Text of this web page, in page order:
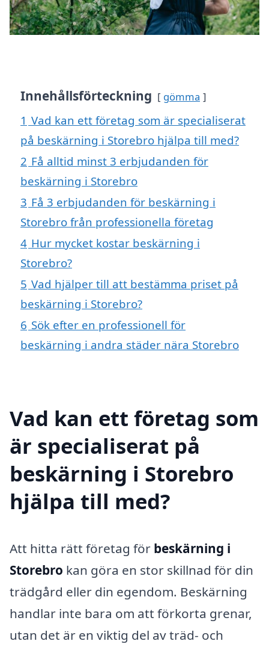
Innehållsförteckning gömma
1 Vad kan ett företag som är specialiserat
på beskärning i Storebro hjälpa till med?
2 Få alltid minst 3 erbjudanden för
beskärning i Storebro
3 Få 3 erbjudanden för beskärning i
Storebro från professionella företag
4 Hur mycket kostar beskärning i
Storebro?
5 Vad hjälper till att bestämma priset på
beskärning i Storebro?
6 Sök efter en professionell för
beskärning i andra städer nära Storebro
Vad kan ett företag som
är specialiserat på
beskärning i Storebro
hjälpa till med?
Att hitta rätt företag för beskärning i
Storebro kan göra en stor skillnad för din
trädgård eller din egendom. Beskärning
handlar inte bara om att förkorta grenar,
utan det är en viktig del av träd- och